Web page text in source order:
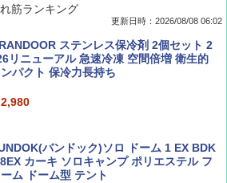
PAL(ビ-パル) 2026年 9 月号【特別付録:
ミニマル"旅"財布 ランダム2種】
ィズニーファン ２０２６年 ９月号 [雑
(ＤＩＳＮＥＹ ＦＡＮ)
地球の歩き方 チェンマイ タイ北部の魅
な町 2026～2027 地球の歩き方D アジア
の歩き方 スター・ウォーズ
ャンパーズコレクション 山善] ポップアッ
ント 傘みたいに広げて畳める パッとサ
サンシェード キューブ フルクローズ メ
イキング カーキ PATC-150(KH)
PEAK (パイクスピーク) 着替えテン
筋ランキング
更新日時：2026/08/08 06:02
ステンレス保冷剤 2個セット 2
リニューアル 急速冷凍 空間倍増 衛生的
ンパクト 保冷力長持ち
2,980
バンドック)ソロ ドーム 1 EX BDK
カーキ ソロキャンプ ポリエステル フ
ーム ドーム型 テント